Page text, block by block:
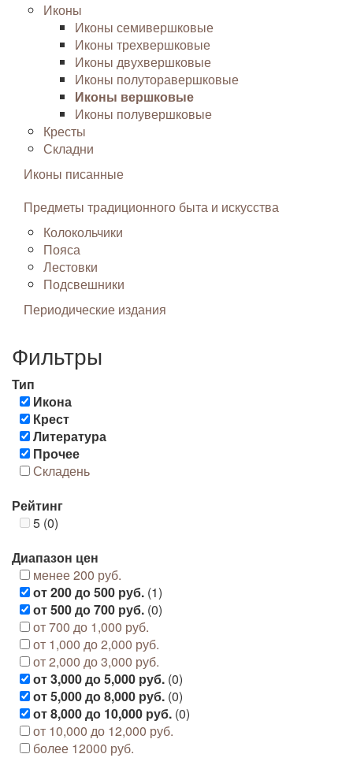
Иконы
Иконы семивершковые
Иконы трехвершковые
Иконы двухвершковые
Иконы полуторавершковые
Иконы вершковые
Иконы полувершковые
Кресты
Складни
Иконы писанные
Предметы традиционного быта и искусства
Колокольчики
Пояса
Лестовки
Подсвешники
Периодические издания
Фильтры
Тип
Икона
Крест
Литература
Прочее
Складень
Рейтинг
5 (0)
Диапазон цен
менее 200 руб.
от 200 до 500 руб. (1)
от 500 до 700 руб. (0)
от 700 до 1,000 руб.
от 1,000 до 2,000 руб.
от 2,000 до 3,000 руб.
от 3,000 до 5,000 руб. (0)
от 5,000 до 8,000 руб. (0)
от 8,000 до 10,000 руб. (0)
от 10,000 до 12,000 руб.
более 12000 руб.